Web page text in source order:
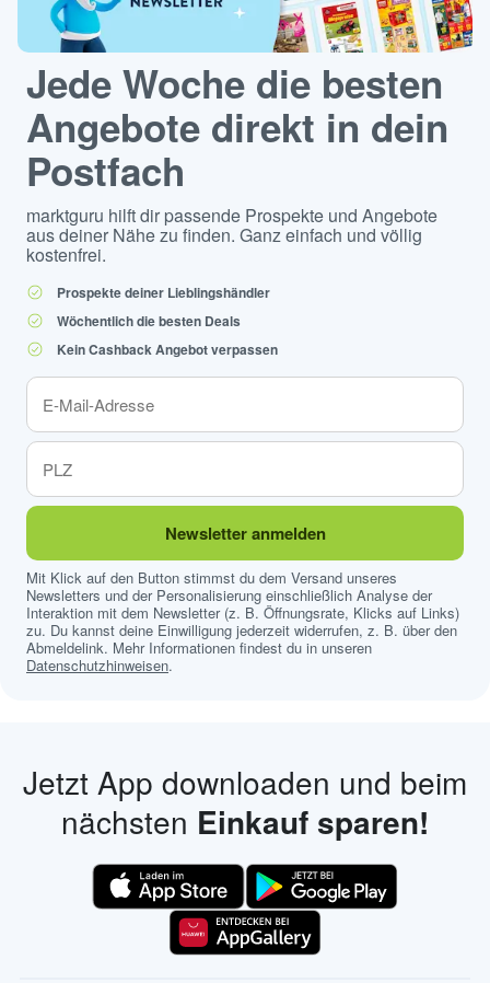
Jede Woche die besten
Angebote direkt in dein
Postfach
marktguru hilft dir passende Prospekte und Angebote
aus deiner Nähe zu finden. Ganz einfach und völlig
kostenfrei.
Prospekte deiner Lieblingshändler
Wöchentlich die besten Deals
Kein Cashback Angebot verpassen
Newsletter anmelden
Mit Klick auf den Button stimmst du dem Versand unseres
Newsletters und der Personalisierung einschließlich Analyse der
Interaktion mit dem Newsletter (z. B. Öffnungsrate, Klicks auf Links)
zu. Du kannst deine Einwilligung jederzeit widerrufen, z. B. über den
Abmeldelink. Mehr Informationen findest du in unseren
Datenschutzhinweisen.
Jetzt App downloaden und beim
nächsten Einkauf sparen!